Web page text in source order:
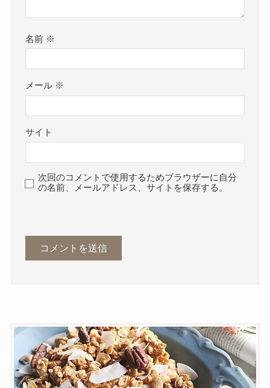
名前 ※
メール ※
サイト
次回のコメントで使用するためブラウザーに自分
の名前、メールアドレス、サイトを保存する。